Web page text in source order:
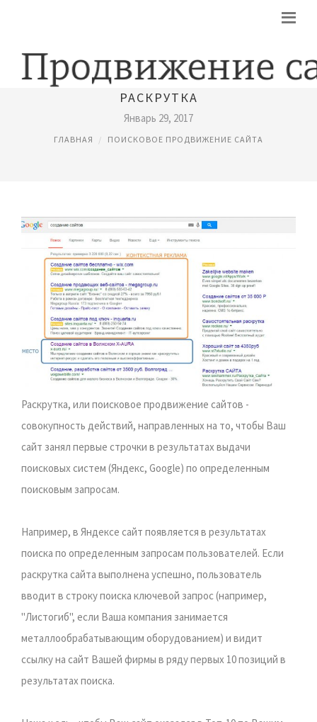
ПОИСКОВОЕ ПРОДВИЖЕНИЕ САЙТОВ
РАСКРУТКА
Январь 29, 2017
ГЛАВНАЯ ПОИСКОВОЕ ПРОДВИЖЕНИЕ САЙТА
Раскрутка, или поисковое продвижение сайтов -
совокупность действий, направленных на то, чтобы Ваш
сайт занял первые строчки в результатах выдачи
поисковых систем (Яндекс, Google) по определенным
поисковым запросам.
Например, в Яндексе сайт появляется в результатах
поиска по определенным запросам пользователей. Если
раскрутка сайта выполнена успешно, пользователь
вводит в строку поиска ключевой запрос (например,
"Листогиб", если Ваша компания занимается
металлообрабатывающим оборудованием) и видит
ссылку на сайт Вашей фирмы в ряду первых 10 позиций в
результатах поиска.